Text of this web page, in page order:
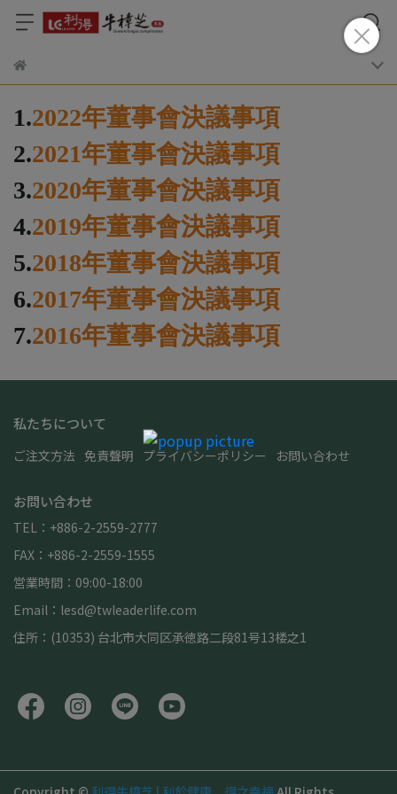
1.2022年董事會決議事項
2.2021年董事會決議事項
3.2020年董事會決議事項
4.2019年董事會決議事項
5.2018年董事會決議事項
6.2017年董事會決議事項
7.2016年董事會決議事項
私たちについて
ご注文方法 免責聲明 プライバシーポリシー お問い合わせ
お問い合わせ
TEL：+886-2-2559-2777
FAX：+886-2-2559-1555
営業時間：09:00-18:00
Email：lesd@twleaderlife.com
住所：(10353) 台北市大同区承徳路二段81号13楼之1